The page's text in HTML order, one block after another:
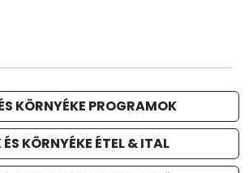
KÖRNYÉKE PROGRAMOK
KÖRNYÉKE ÉTEL & ITAL